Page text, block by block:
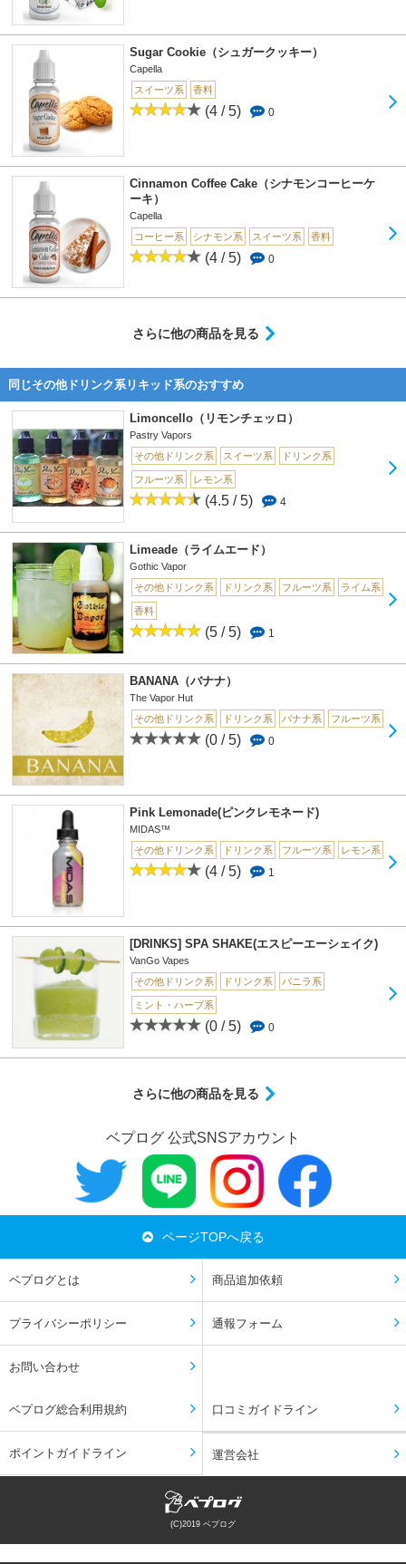
Sugar Cookie（シュガークッキー）
Capella
スイーツ系
香料
(4 / 5) 0
Cinnamon Coffee Cake（シナモンコーヒーケ
ーキ）
Capella
コーヒー系
シナモン系 スイーツ系 香料
(4 / 5) 0
さらに他の商品を見る
同じその他ドリンク系リキッド系のおすすめ
Limoncello（リモンチェッロ）
Pastry Vapors
その他ドリンク系
スイーツ系 ドリンク系
フルーツ系 レモン系
(4.5 / 5) 4
Limeade（ライムエード）
Gothic Vapor
その他ドリンク系
ドリンク系 フルーツ系 ライム系
香料
(5 / 5) 1
BANANA（バナナ）
The Vapor Hut
その他ドリンク系
ドリンク系 バナナ系 フルーツ系
(0 / 5) 0
Pink Lemonade(ピンクレモネード)
MIDAS™
その他ドリンク系
ドリンク系 フルーツ系 レモン系
(4 / 5) 1
[DRINKS] SPA SHAKE(エスピーエーシェイク)
VanGo Vapes
その他ドリンク系
ドリンク系 バニラ系
ミント・ハーブ系
(0 / 5) 0
さらに他の商品を見る
ベプログ 公式SNSアカウント
ページTOPへ戻る
ベプログとは 商品追加依頼
プライバシーポリシー 通報フォーム
お問い合わせ
ベプログ総合利用規約 口コミガイドライン
ポイントガイドライン 運営会社
(C)2019 ベプログ